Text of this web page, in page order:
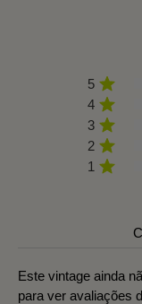
5
4
3
2
1
Este vintage ainda
para ver avaliações